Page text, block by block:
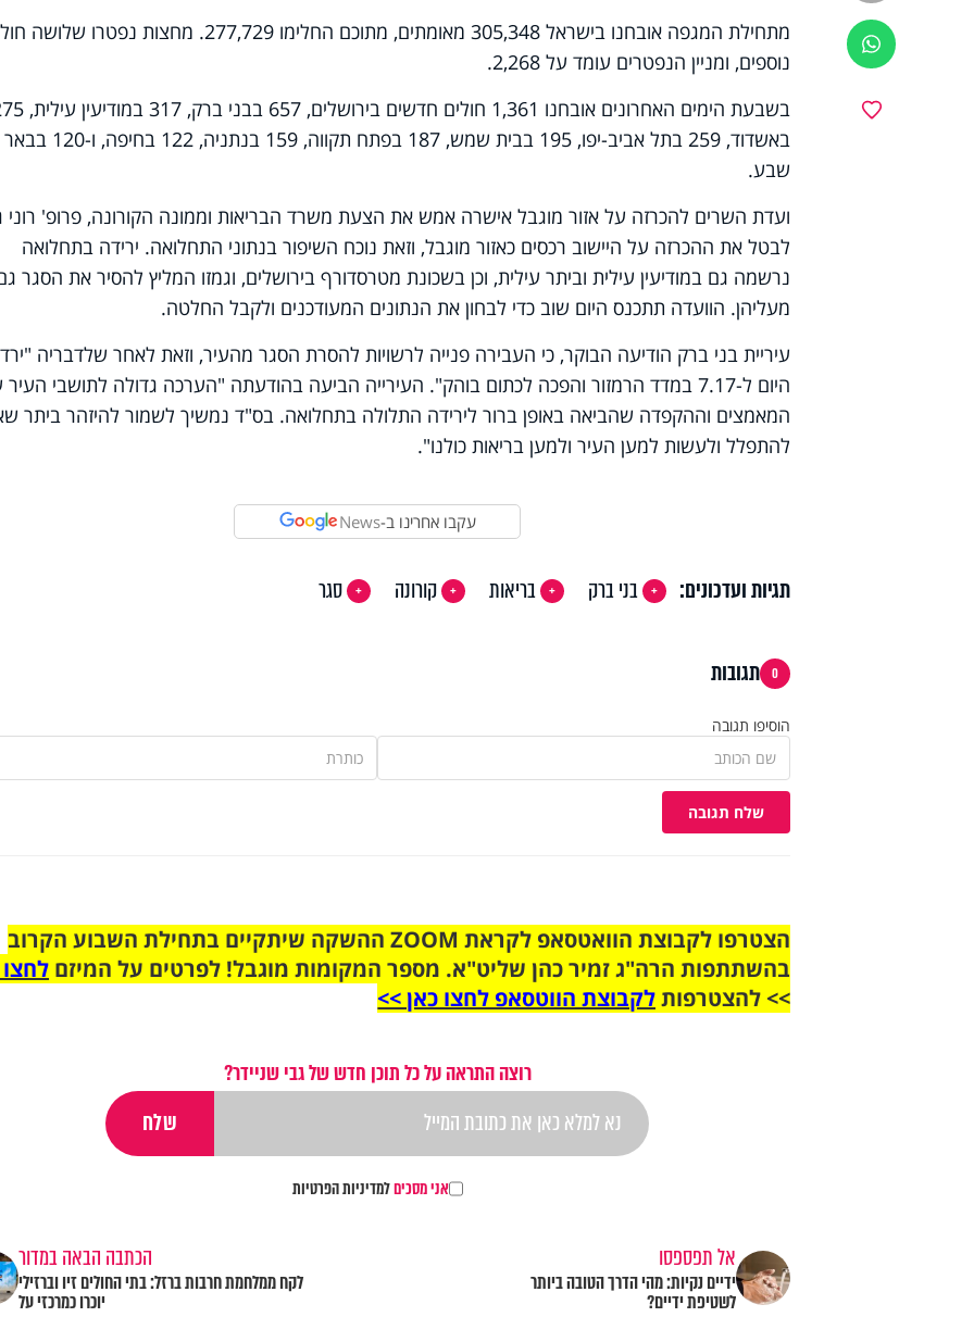
ווטסאפ
מתחילת המגפה אובחנו בישראל 305,348 מאומתים, מתוכם החלימו 277,729. מחצות נפטרו
נוספים, ומניין הנפטרים עומד על 2,268.
בשבעת הימים האחרונים אובחנו 1,361 חולים חדשים בירושלים,
באשדוד, 259 בתל אביב-יפו, 195 בבית שמש, 187 בפתח תקווה, 159 בנתניה, 122 בחיפה, ו-120 בבאר
שבע.
ועדת השרים להכרזה על אזור מוגבל אישרה אמש את הצעת משרד הבריאות וממונה הקורונה, פרופ' רוני
לבטל את ההכרזה על היישוב רכסים כאזור מוגבל, וזאת נוכח השיפור בנתוני התחלואה. ירידה בתחלואה
נרשמה גם במודיעין עילית וביתר עילית, וכן בשכונת מטרסדורף בירושלים, וגמזו המליץ להסיר את הסגר
מעליהן. הוועדה תתכנס היום שוב כדי לבחון את הנתונים המעודכנים ולקבל החלטה.
עיריית בני ברק הודיעה הבוקר, כי העבירה פנייה לרשויות להסרת הסגר מהעיר, וזאת לאחר שלדבריה
היום ל-7.17 במדד הרמזור והפכה לכתום בוהק". העירייה הביעה בהודעתה "הערכה גדולה לתושבי
המאמצים וההקפדה שהביאה באופן ברור לירידה התלולה בתחלואה. בס"ד נמשיך לשמור להיזהר ביתר
להתפלל ולעשות למען העיר ולמען בריאות כולנו".
עקבו אחרינו ב-News
תגיות ועדכונים: בני ברק בריאות קורונה סגר
0 תגובות
הוסיפו תגובה
שלח תגובה
הצטרפו לקבוצת הוואטסאפ לקראת ZOOM ההשקה שיתקיים בתחילת השבוע הקרוב
בהשתתפות הרה"ג זמיר כהן שליט"א. מספר המקומות מוגבל! לפרטים על המיזם
>> להצטרפותלקבוצת הווטסאפ לחצו כאן >>
רוצה התראה על כל תוכן חדש של גבי שניידר?
אני מסכיםלמדיניות הפרטיות
אל תפספסו
ידיים נקיות: מהי הדרך הטובה ביותר
לשטיפת ידיים?
הכתבה הבאה במדור
לקח ממלחמת חרבות ברזל: בתי החולים זיו וברזילי
יוכרו כמרכזי על